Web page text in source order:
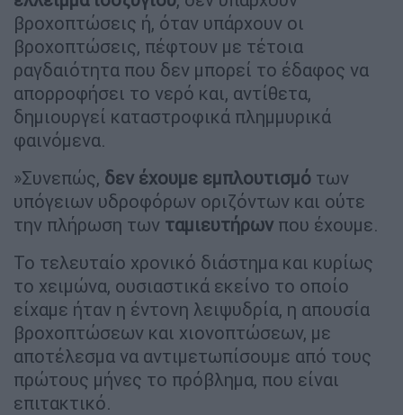
βροχοπτώσεις ή, όταν υπάρχουν οι
βροχοπτώσεις, πέφτουν με τέτοια
ραγδαιότητα που δεν μπορεί το έδαφος να
απορροφήσει το νερό και, αντίθετα,
δημιουργεί καταστροφικά πλημμυρικά
φαινόμενα.
»Συνεπώς, δεν έχουμε εμπλουτισμό των
υπόγειων υδροφόρων οριζόντων και ούτε
την πλήρωση των ταμιευτήρων που έχουμε.
Το τελευταίο χρονικό διάστημα και κυρίως
το χειμώνα, ουσιαστικά εκείνο το οποίο
είχαμε ήταν η έντονη λειψυδρία, η απουσία
βροχοπτώσεων και χιονοπτώσεων, με
αποτέλεσμα να αντιμετωπίσουμε από τους
πρώτους μήνες το πρόβλημα, που είναι
επιτακτικό.